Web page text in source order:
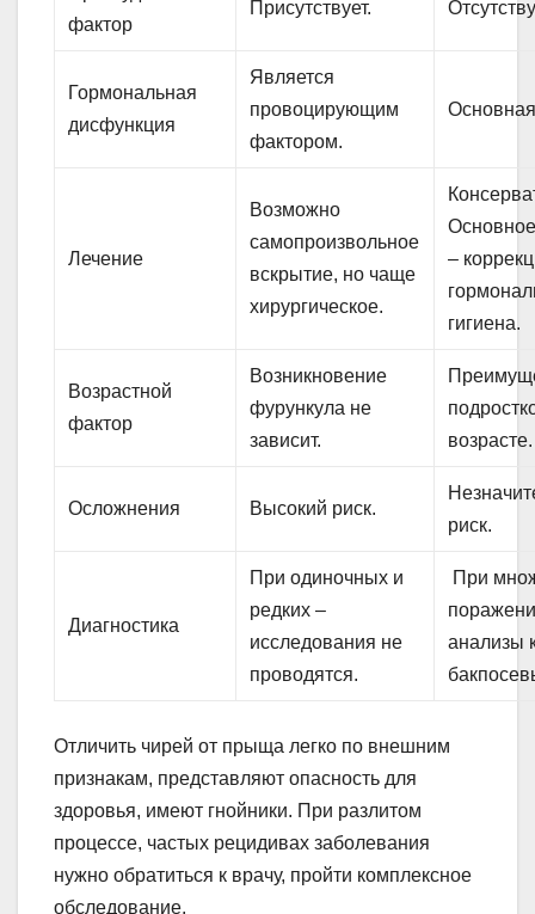
фактор
Присутствует.
Гормональная
дисфункция
Является
провоцирующим
фактором.
Лечение
Возможно
самопроизвольное
вскрытие, но чаще
хирургическое.
–
гигиена.
Возрастной
фактор
Возникновение
фурункула не
зависит.
возрасте.
Осложнения Высокий риск.
риск.
Диагностика
При одиночных и
редких –
исследования не
проводятся.
При
анализы
Отличить чирей от прыща легко по внешним
признакам, представляют опасность для
здоровья, имеют гнойники. При разлитом
процессе, частых рецидивах заболевания
нужно обратиться к врачу, пройти комплексное
обследование.